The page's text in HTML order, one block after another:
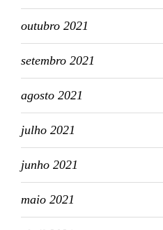
outubro 2021
setembro 2021
agosto 2021
julho 2021
junho 2021
maio 2021